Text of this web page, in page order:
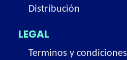
Distribución
LEGAL
Terminos y condiciones